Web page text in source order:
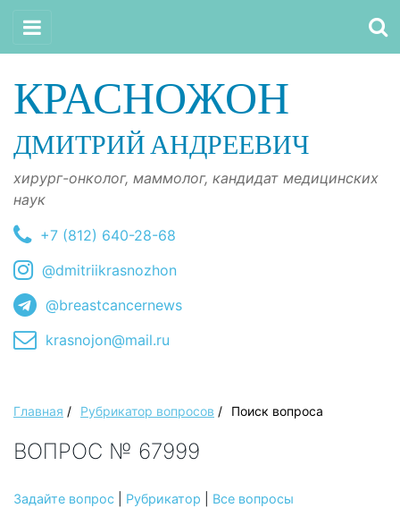
КРАСНОЖОН
ДМИТРИЙ АНДРЕЕВИЧ
хирург-онколог, маммолог, кандидат медицинских
наук
+7 (812) 640-28-68
@dmitriikrasnozhon
@breastcancernews
krasnojon@mail.ru
Главная / Рубрикатор вопросов / Поиск вопроса
ВОПРОС № 67999
Задайте вопрос Рубрикатор Все вопросы